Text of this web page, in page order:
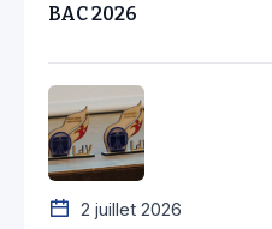
BAC 2026
2 juillet 2026